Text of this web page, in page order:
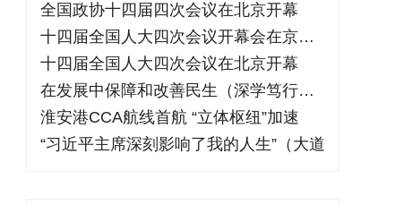
全国政协十四届四次会议在北京开幕
十四届全国人大四次会议开幕会在京举行
十四届全国人大四次会议在北京开幕
在发展中保障和改善民生（深学笃行阐释习
淮安港CCA航线首航 “立体枢纽”加速
“习近平主席深刻影响了我的人生”（大道